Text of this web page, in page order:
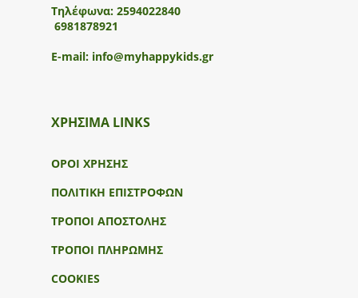
Τηλέφωνα: 2594022840
6981878921
E-mail: info@myhappykids.gr
ΧΡΗΣΙΜΑ LINKS
ΟΡΟΙ ΧΡΗΣΗΣ
ΠΟΛΙΤΙΚΗ ΕΠΙΣΤΡΟΦΩΝ
ΤΡΟΠΟΙ ΑΠΟΣΤΟΛΗΣ
ΤΡΟΠΟΙ ΠΛΗΡΩΜΗΣ
COOKIES